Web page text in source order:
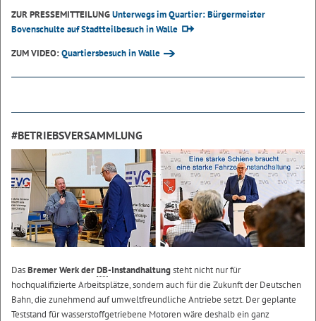
ZUR PRESSEMITTEILUNGUnterwegs im Quartier: Bürgermeister
Bovenschulte auf Stadtteilbesuch in Walle
ZUM VIDEO:Quartiersbesuch in Walle
#BETRIEBSVERSAMMLUNG
DasBremer Werk derDB-Instandhaltungsteht nicht nur für
hochqualifizierte Arbeitsplätze, sondern auch für die Zukunft der Deutschen
Bahn, die zunehmend auf umweltfreundliche Antriebe setzt. Der geplante
Teststand für wasserstoffgetriebene Motoren wäre deshalb ein ganz